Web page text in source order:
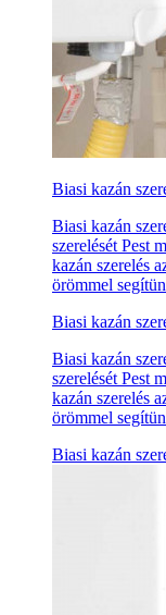
Biasi kazán
Biasi kazán
szerelését Pest
kazán szerelés
örömmel
Biasi kazán
Biasi kazán
szerelését Pest
kazán szerelés
örömmel
Biasi kazán